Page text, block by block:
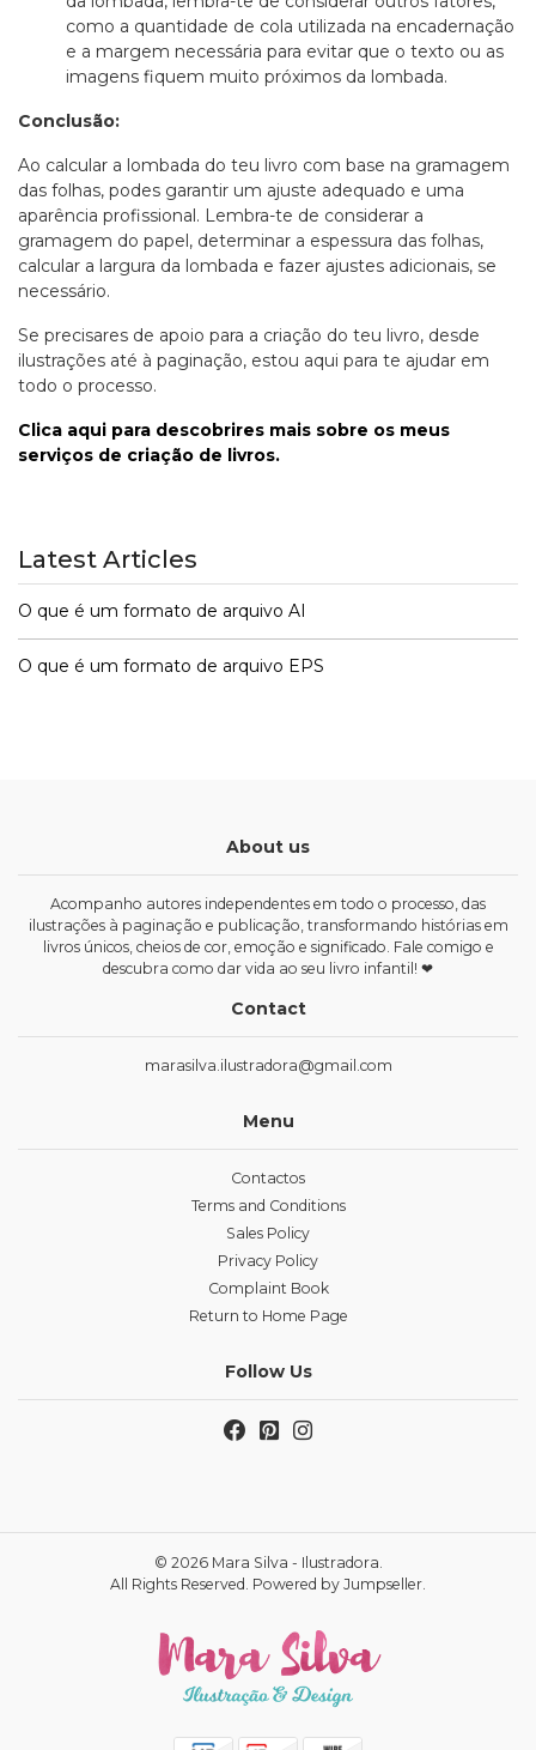
como a quantidade de cola utilizada na encadernação
e a margem necessária para evitar que o texto ou as
imagens fiquem muito próximos da lombada.
Conclusão:
Ao calcular a lombada do teu livro com base na gramagem
das folhas, podes garantir um ajuste adequado e uma
aparência profissional. Lembra-te de considerar a
gramagem do papel, determinar a espessura das folhas,
calcular a largura da lombada e fazer ajustes adicionais, se
necessário.
Se precisares de apoio para a criação do teu livro, desde
ilustrações até à paginação, estou aqui para te ajudar em
todo o processo.
Clica aqui para descobrires mais sobre os meus
serviços de criação de livros.
Latest Articles
O que é um formato de arquivo AI
O que é um formato de arquivo EPS
About us
Acompanho autores independentes em todo o processo, das
ilustrações à paginação e publicação, transformando histórias em
livros únicos, cheios de cor, emoção e significado. Fale comigo e
descubra como dar vida ao seu livro infantil! ❤
Contact
marasilva.ilustradora@gmail.com
Menu
Contactos
Terms and Conditions
Sales Policy
Privacy Policy
Complaint Book
Return to Home Page
Follow Us
© 2026 Mara Silva - Ilustradora.
All Rights Reserved. Powered by Jumpseller.